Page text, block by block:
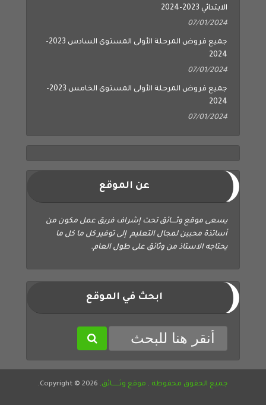
الابتدائي 2023-2024
07/01/2024
جميع فروض المرحلة الأولى المستوى السادس 2023-
2024
07/01/2024
جميع فروض المرحلة الأولى المستوى الخامس 2023-
2024
07/01/2024
عن الموقع
يسعى موقع وثــــائق تحت إشراف فريق عمل مكون من
أساتذة محبين لمجال التعليم إلى توفير كل ما كل ما
يحتاجه الاستاذ من وثائق على طول العام.
ابحث في الموقع
جميع الحقوق محفوظة . موقع وثــــــائق. Copyright © 2026.